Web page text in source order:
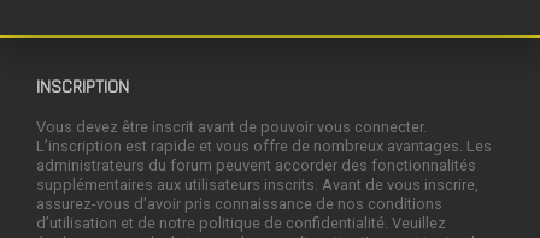
INSCRIPTION
Vous devez être inscrit avant de pouvoir vous connecter.
L’inscription est rapide et vous offre de nombreux avantages. Les
administrateurs du forum peuvent accorder des fonctionnalités
supplémentaires aux utilisateurs inscrits. Avant de vous inscrire,
assurez-vous d’avoir pris connaissance de nos conditions
d’utilisation et de notre politique de confidentialité. Veuillez